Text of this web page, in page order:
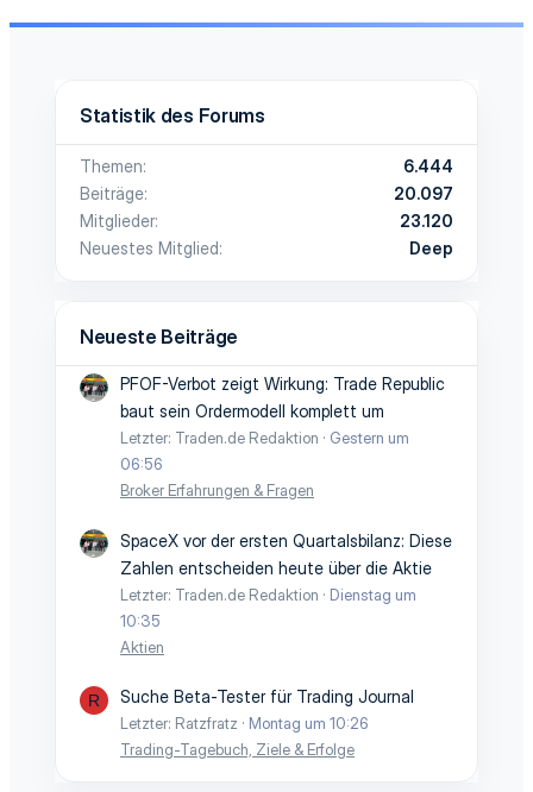
Statistik des Forums
Themen
6.444
Beiträge
20.097
Mitglieder
23.120
Neuestes Mitglied
Deep
Neueste Beiträge
PFOF-Verbot zeigt Wirkung: Trade Republic
baut sein Ordermodell komplett um
Letzter: Traden.de Redaktion
Gestern um
06:56
Broker Erfahrungen & Fragen
SpaceX vor der ersten Quartalsbilanz: Diese
Zahlen entscheiden heute über die Aktie
Letzter: Traden.de Redaktion
Dienstag um
10:35
Aktien
R Suche Beta-Tester für Trading Journal
Letzter: Ratzfratz
Montag um 10:26
Trading-Tagebuch, Ziele & Erfolge